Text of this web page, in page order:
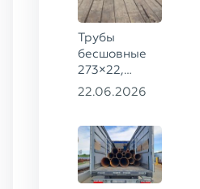
Трубы
бесшовные
273×22,
245×26,
22.06.2026